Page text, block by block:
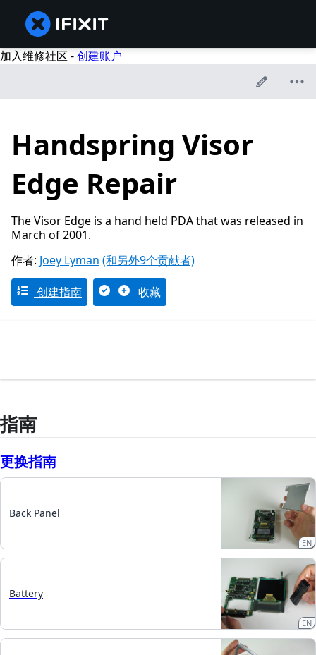
加入维修社区 -创建账户
Handspring Visor
Edge Repair
The Visor Edge is a hand held PDA that was released in
March of 2001.
作者: Joey Lyman (和另外9个贡献者)
创建指南 收藏
指南
更换指南
Back Panel
EN
Battery
EN